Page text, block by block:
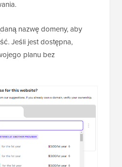
nazwę domeny, aby
Jeśli jest dostępna,
planu bez